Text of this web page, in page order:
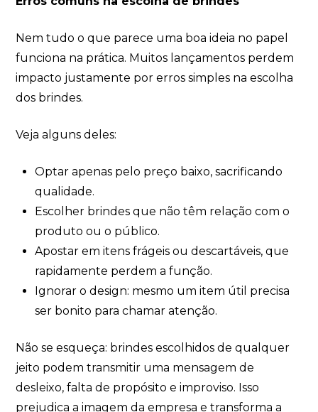
Nem tudo o que parece uma boa ideia no papel
funciona na prática. Muitos lançamentos perdem
impacto justamente por erros simples na escolha
dos brindes.
Veja alguns deles:
Optar apenas pelo preço baixo, sacrificando
qualidade.
Escolher brindes que não têm relação com o
produto ou o público.
Apostar em itens frágeis ou descartáveis, que
rapidamente perdem a função.
Ignorar o design: mesmo um item útil precisa
ser bonito para chamar atenção.
Não se esqueça: brindes escolhidos de qualquer
jeito podem transmitir uma mensagem de
desleixo, falta de propósito e improviso. Isso
prejudica a imagem da empresa e transforma a